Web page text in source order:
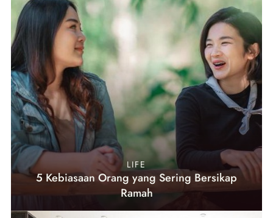
LIFE
5 Kebiasaan Orang yang Sering Bersikap
Ramah